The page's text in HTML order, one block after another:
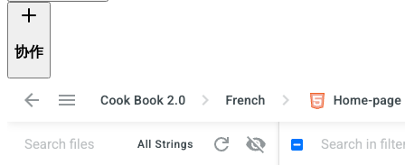
协作